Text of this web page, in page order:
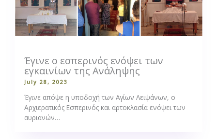
Έγινε ο εσπερινός ενόψει των
εγκαινίων της Ανάληψης
July 28, 2023
Έγινε απόψε η υποδοχή των Αγίων Λειψάνων, ο
Αρχιερατικός Εσπερινός και αρτοκλασία ενόψει των
αυριανών…